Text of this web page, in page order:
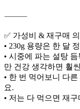
⸻
✅ 가성비 & 재구매
• 230g 용량은 한 달
• 시중에 파는 설탕
만 건강 생각하면 훨
• 한 번 먹어보니 다
요.
• 저는 다 먹으면 재